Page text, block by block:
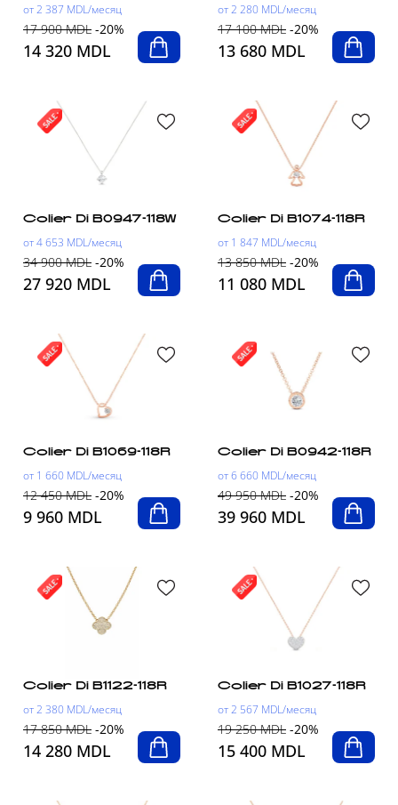
от 2 387 MDL/месяц
14 320 MDL
17 900 MDL -20%
от 2 280 MDL/месяц
13 680 MDL
17 100 MDL -20%
Colier Di B0947-118W
от 4 653 MDL/месяц
27 920 MDL
34 900 MDL -20%
Colier Di B1074-118R
от 1 847 MDL/месяц
11 080 MDL
13 850 MDL -20%
Colier Di B1069-118R
от 1 660 MDL/месяц
9 960 MDL
12 450 MDL -20%
Colier Di B0942-118R
от 6 660 MDL/месяц
39 960 MDL
49 950 MDL -20%
Colier Di B1122-118R
от 2 380 MDL/месяц
14 280 MDL
17 850 MDL -20%
Colier Di B1027-118R
от 2 567 MDL/месяц
15 400 MDL
19 250 MDL -20%